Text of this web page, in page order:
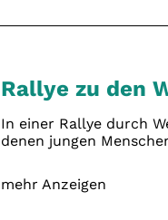
Rallye zu den
In einer Rallye durch
denen jungen
mehr Anzeigen